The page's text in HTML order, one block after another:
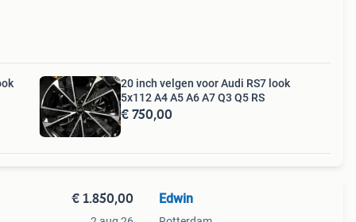
20 inch velgen voor Audi RS7 look
5x112 A4 A5 A6 A7 Q3 Q5 RS
€ 750,00
€ 1.850,00 Edwin